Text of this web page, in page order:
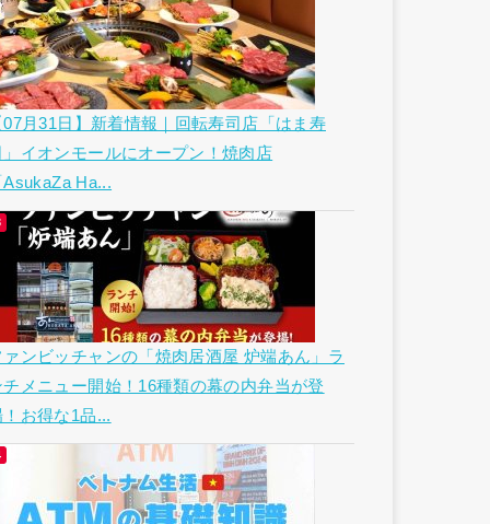
07月31日】新着情報｜回転寿司店「はま寿
」イオンモールにオープン！焼肉店
AsukaZa Ha...
ァンビッチャンの「焼肉居酒屋 炉端あん」ラ
チメニュー開始！16種類の幕の内弁当が登
！お得な1品...